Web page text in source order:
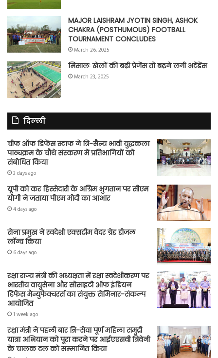
MAJOR LAISHRAM JYOTIN SINGH, ASHOK
CHAKRA (POSTHUMOUS) FOOTBALL
TOURNAMENT CONCLUDES
March 26, 2025
मिसालः खेलों की बढ़ी प्रेजेंस तो बढ़ने लगी अटेंडेंस
March 23, 2025
दिल्ली
चीफ ऑफ डिफेंस स्टाफ ने त्रि-सैन्य भावी युद्धकला
पाठ्यक्रम के चौथे संस्करण में प्रतिभागियों को
संबोधित किया
3 days ago
यूपी को कर हिस्सेदारी के अग्रिम भुगतान पर सीएम
योगी ने जताया पीएम मोदी का आभार
4 days ago
सेना प्रमुख ने स्वदेशी एक्सट्रीम वेदर ग्रेड डीजल
लॉन्च किया
6 days ago
रक्षा राज्य मंत्री की अध्यक्षता में रक्षा स्वदेशीकरण पर
भारतीय वायुसेना और सोसाइटी ऑफ इंडियन
डिफेंस मैन्युफैक्चरर्स का संयुक्त सेमिनार-संकल्प
आयोजित
1 week ago
रक्षा मंत्री ने पहली बार त्रि-सेवा पूर्ण महिला समुद्री
यात्रा अभियान को पूरा करने पर आईएएसवी त्रिवेनी
के चालक दल को सम्मानित किया